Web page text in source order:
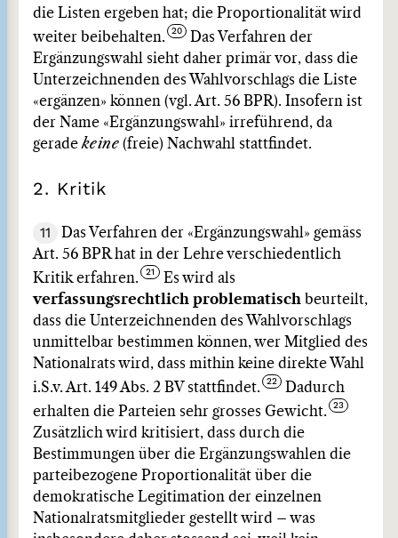
die Listen ergeben hat; die Proportionalität wird
weiter beibehalten.
Das Verfahren der
Ergänzungswahl sieht daher primär vor, dass die
Unterzeichnenden des Wahlvorschlags die Liste
«ergänzen» können (vgl. Art. 56 BPR). Insofern ist
der Name «Ergänzungswahl» irreführend, da
gerade keine (freie) Nachwahl stattfindet.
2. Kritik
11
Das Verfahren der «Ergänzungswahl» gemäss
Art. 56 BPR hat in der Lehre verschiedentlich
Kritik erfahren.
Es wird als
verfassungsrechtlich problematisch beurteilt,
dass die Unterzeichnenden des Wahlvorschlags
unmittelbar bestimmen können, wer Mitglied des
Nationalrats wird, dass mithin keine direkte Wahl
i.S.v. Art. 149 Abs. 2 BV stattfindet.
Dadurch
erhalten die Parteien sehr grosses Gewicht.
Zusätzlich wird kritisiert, dass durch die
Bestimmungen über die Ergänzungswahlen die
parteibezogene Proportionalität über die
demokratische Legitimation der einzelnen
Nationalratsmitglieder gestellt wird – was